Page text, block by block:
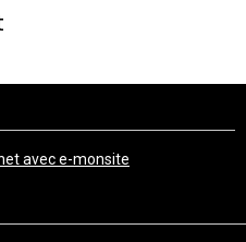
avec e-monsite